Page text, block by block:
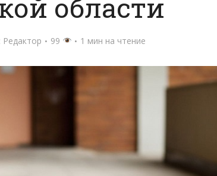
области
Редактор 99 1 мин на чтение